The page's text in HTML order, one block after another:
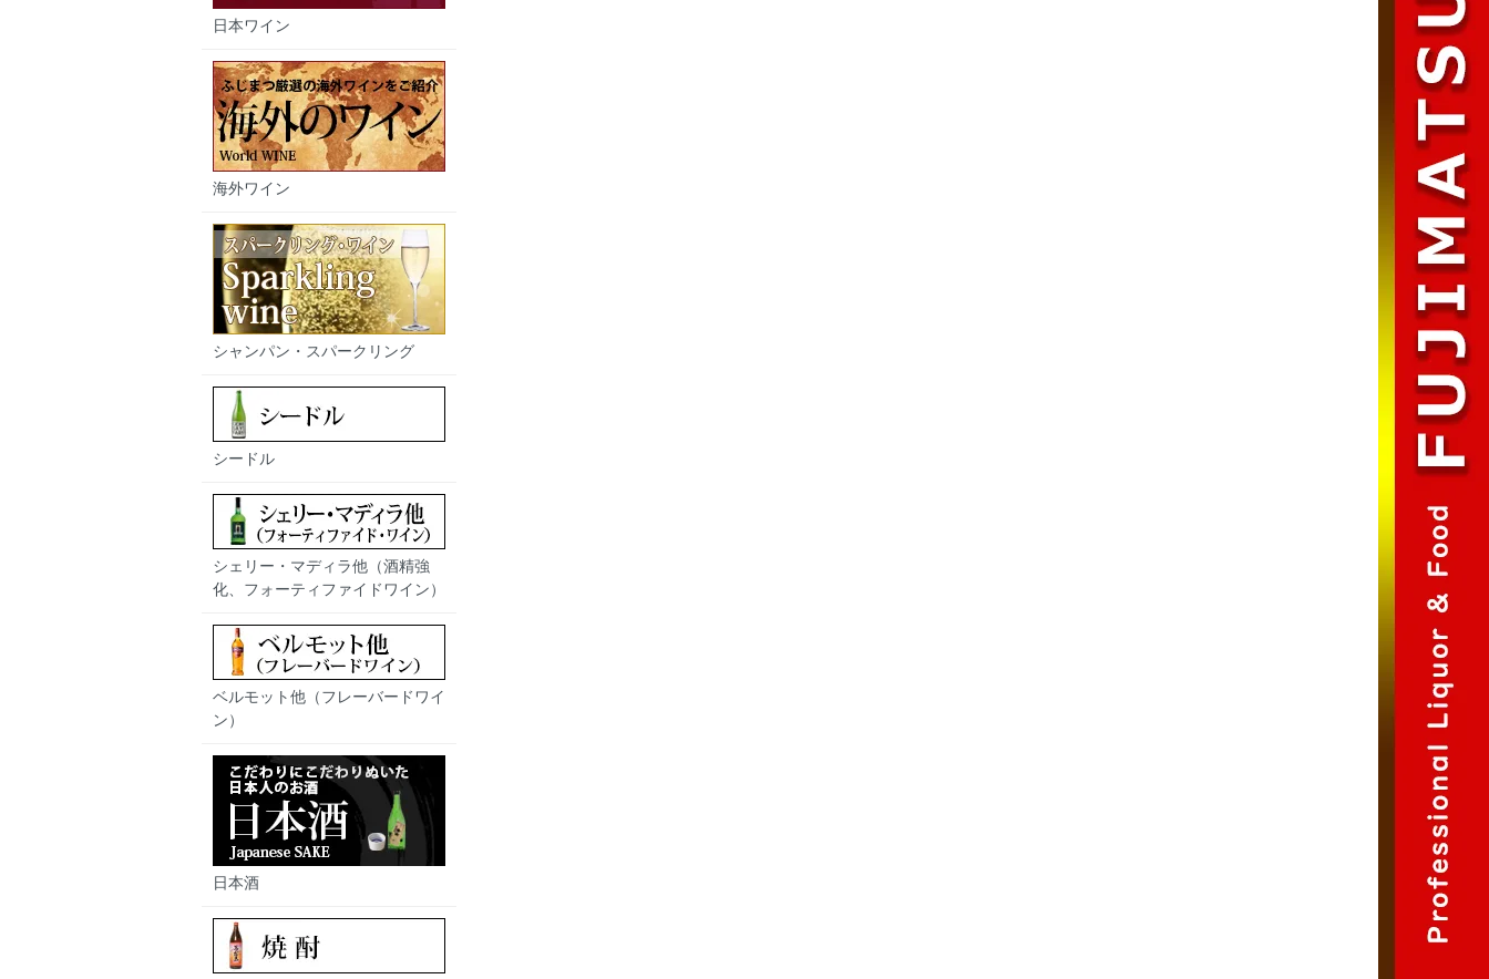
日本ワイン
海外ワイン
シャンパン・スパークリング
シードル
シェリー・マディラ他（酒精強
化、フォーティファイドワイン）
ベルモット他（フレーバードワイ
ン）
日本酒